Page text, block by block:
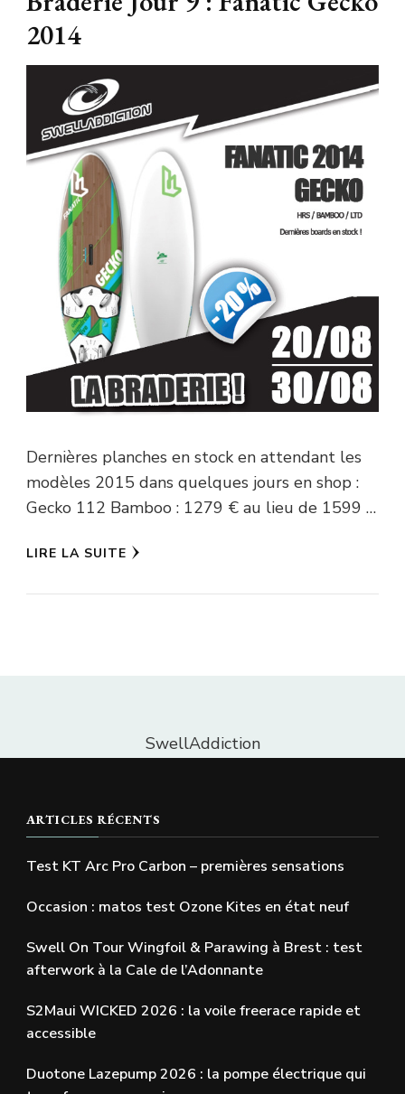
2014
Dernières planches en stock en attendant les
modèles 2015 dans quelques jours en shop :
Gecko 112 Bamboo : 1279 € au lieu de 1599 …
LIRE LA SUITE
SwellAddiction
ARTICLES RÉCENTS
Test KT Arc Pro Carbon – premières sensations
Occasion : matos test Ozone Kites en état neuf
Swell On Tour Wingfoil & Parawing à Brest : test
afterwork à la Cale de l’Adonnante
S2Maui WICKED 2026 : la voile freerace rapide et
accessible
Duotone Lazepump 2026 : la pompe électrique qui